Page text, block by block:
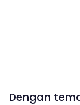
Dengan